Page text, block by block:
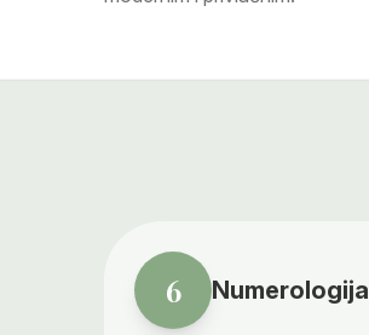
6 Numerologija